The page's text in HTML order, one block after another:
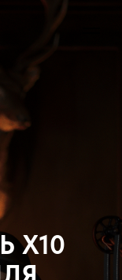
X10